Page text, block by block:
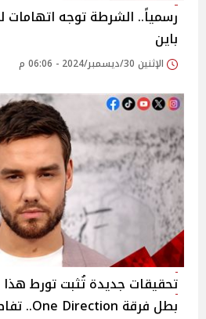
باين
الإثنين 30/ديسمبر/2024 - 06:06 م
تحقيقات جديدة تُثبت تورط
بطل فرقة One Direction.. تفاصيل